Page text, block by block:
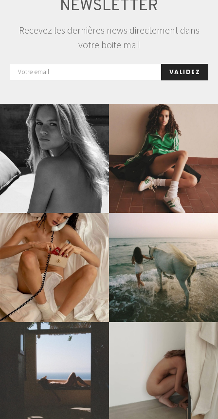
NEWSLETTER
Recevez les dernières news directement dans
votre boite mail
VALIDEZ